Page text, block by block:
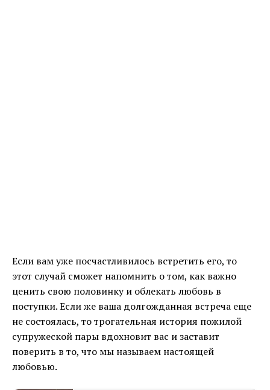
Если вам уже посчастливилось встретить его, то
этот случай сможет напомнить о том, как важно
ценить свою половинку и облекать любовь в
поступки. Если же ваша долгожданная встреча еще
не состоялась, то трогательная история пожилой
супружеской пары вдохновит вас и заставит
поверить в то, что мы называем настоящей
любовью.